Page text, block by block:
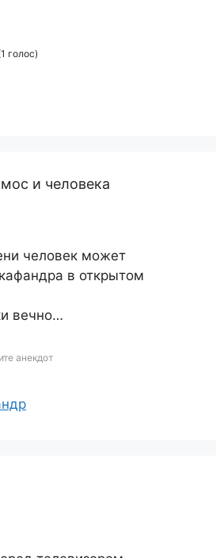
голос)
и человека
человек может
в открытом
вечно…
анекдот